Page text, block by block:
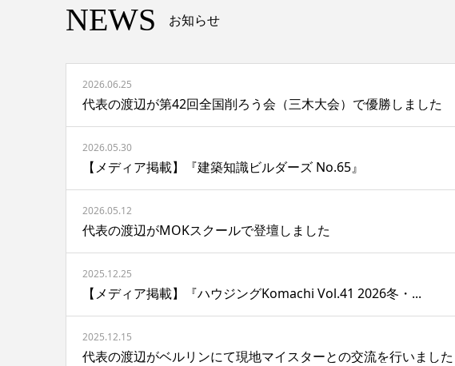
NEWS お知らせ
2026.06.25
代表の渡辺が第42回全国削ろう会（三木大会）で優勝しました
2026.05.30
【メディア掲載】『建築知識ビルダーズ No.65』
2026.05.12
代表の渡辺がMOKスクールで登壇しました
2025.12.25
【メディア掲載】『ハウジングKomachi Vol.41 2026冬・...
2025.12.15
代表の渡辺がベルリンにて現地マイスターとの交流を行いました